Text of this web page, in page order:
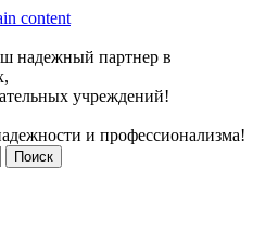
content
надежный партнер в
учреждений!
и профессионализма!
Поиск